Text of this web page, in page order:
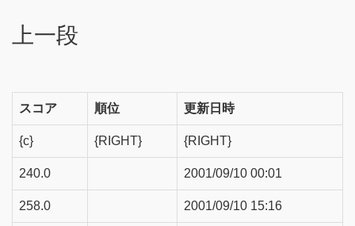
上一段
スコア 順位 更新日時
{c} {RIGHT} {RIGHT}
240.0 2001/09/10 00:01
258.0 2001/09/10 15:16